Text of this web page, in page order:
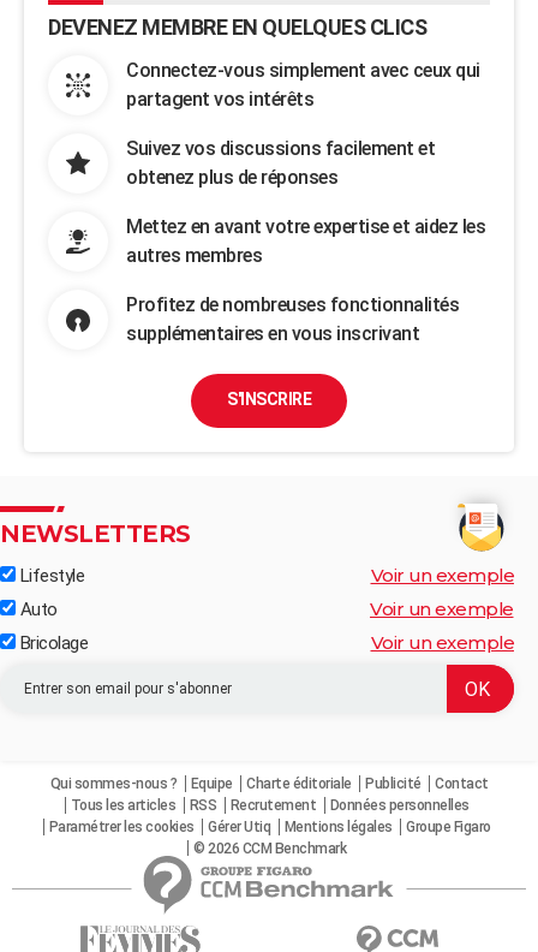
DEVENEZ MEMBRE EN QUELQUES CLICS
Connectez-vous simplement avec ceux qui
partagent vos intérêts
Suivez vos discussions facilement et
obtenez plus de réponses
Mettez en avant votre expertise et aidez les
autres membres
Profitez de nombreuses fonctionnalités
supplémentaires en vous inscrivant
S'INSCRIRE
NEWSLETTERS
Lifestyle Voir un exemple
Auto Voir un exemple
Bricolage Voir un exemple
Qui sommes-nous ? Equipe Charte éditoriale Publicité
Contact
Tous les articles
RSS Recrutement
Données personnelles
Paramétrer les cookies
Gérer Utiq Mentions légales
Groupe Figaro
© 2026 CCM Benchmark